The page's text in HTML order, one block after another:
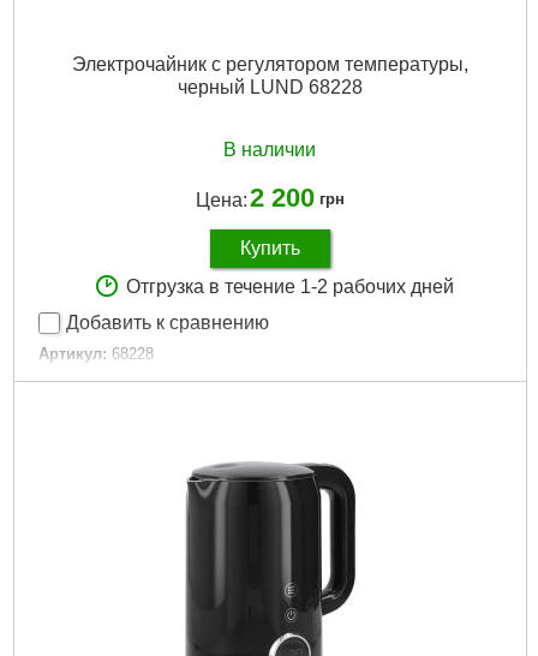
Электрочайник с регулятором температуры,
черный LUND 68228
В наличии
Цена:2 200 грн
Купить
Отгрузка в течение 1-2 рабочих дней
Добавить к сравнению
Артикул: 68228
Код товара: 30.82.22